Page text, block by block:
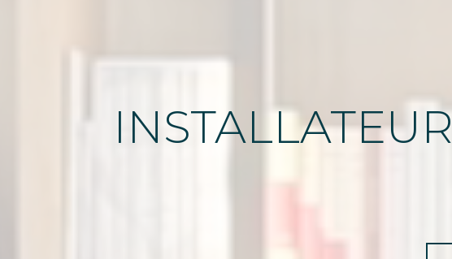
INSTALLATEUR